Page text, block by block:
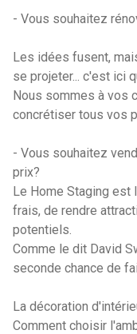
- Vous souhaitez
Les idées fusent,
se projeter... c'est ici
Nous sommes à vos
concrétiser tous vos
- Vous souhaitez
prix?
Le Home Staging est
frais, de rendre
potentiels.
Comme le dit David
seconde chance de
La décoration
Comment choisir